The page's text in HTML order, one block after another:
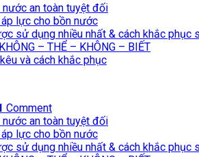
an toàn tuyệt đối
lực cho bồn nước
sử dụng nhiều nhất & cách khắc phục
– THỂ – KHÔNG – BIẾT
và cách khắc phục
Comment
an toàn tuyệt đối
lực cho bồn nước
sử dụng nhiều nhất & cách khắc phục